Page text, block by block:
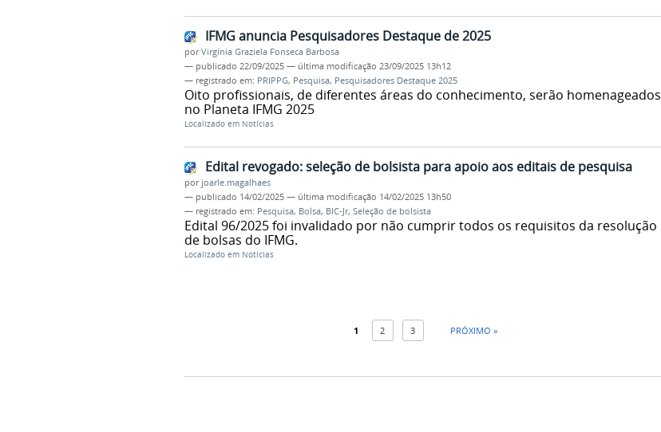
IFMG anuncia Pesquisadores Destaque de 2025
porVirgínia Graziela Fonseca Barbosa
— publicado 22/09/2025 — última modificação 23/09/2025 13h12
— registrado em: PRIPPG, Pesquisa, Pesquisadores Destaque 2025
Oito profissionais, de diferentes áreas do conhecimento, serão homenageados
no Planeta IFMG 2025
Localizado em Notícias
Edital revogado: seleção de bolsista para apoio aos editais de pesquisa
por joarle.magalhaes
— publicado 14/02/2025 — última modificação 14/02/2025 13h50
— registrado em: Pesquisa, Bolsa, BIC-Jr, Seleção de bolsista
Edital 96/2025 foi invalidado por não cumprir todos os requisitos da resolução
de bolsas do IFMG.
Localizado em Notícias
1 2 3 PRÓXIMO »